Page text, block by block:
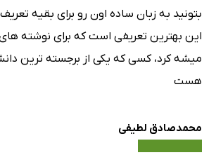
بتونید به زبان ساده اون رو برای بقیه
این بهترین تعریفی است که برای نوشته
میشه کرد، کسی که یکی از برجسته ترین
هست
محمدصادق لطیفی